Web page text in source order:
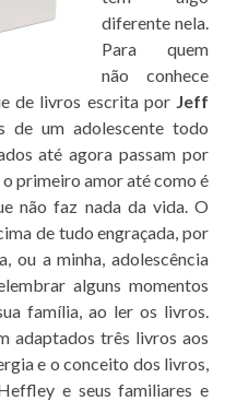
diferente nela.
Para quem
não conhece
de livros escrita por Jeff
de um adolescente todo
até agora passam por
o primeiro amor até como é
não faz nada da vida. O
de tudo engraçada, por
ou a minha, adolescência
alguns momentos
família, ao ler os livros.
adaptados três livros aos
e o conceito dos livros,
e seus familiares e